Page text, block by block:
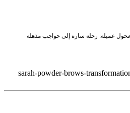
تحول عميلة: رحلة سارة إلى حواجب مذهلة